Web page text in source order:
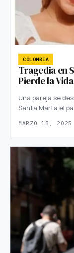
COLOMBIA
Tragedia en
Pierde la
Una pareja se
Santa Marta el
MARZO 18,